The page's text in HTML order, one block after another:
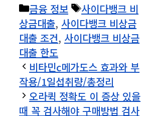
카
테
고
리
금융 정보
태
그
사이다뱅크 비
상금대출, 사이다뱅크 비상금
대출 조건, 사이다뱅크 비상금
대출 한도
비타민c메가도스 효과와 부
작용/1일섭취량/총정리
오라퀵 정확도 이 증상 있을
때 꼭 검사해야 구매방법 검사